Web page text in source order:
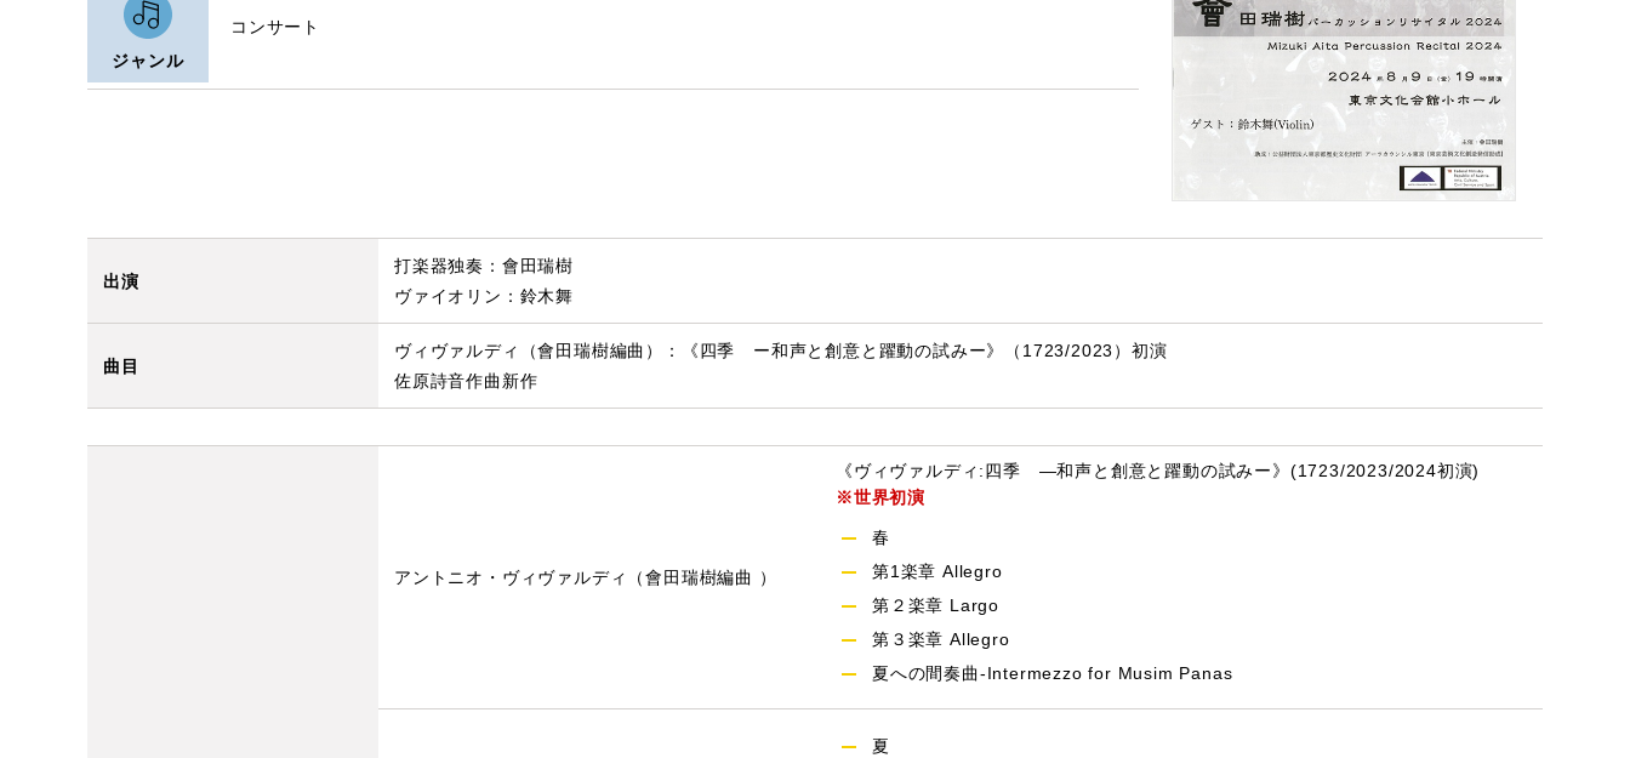
ジャンル
コンサート
出演
打楽器独奏：會田瑞樹
ヴァイオリン：鈴木舞
曲目
ヴィヴァルディ（會田瑞樹編曲）：《四季 ー和声と創意と躍動の試みー》（1723/2023）初演
佐原詩音作曲新作
アントニオ・ヴィヴァルディ（會田瑞樹編曲 ）
《ヴィヴァルディ:四季 —和声と創意と躍動の試みー》(1723/2023/2024初演)
※世界初演
春
第1楽章 Allegro
第２楽章 Largo
第３楽章 Allegro
夏への間奏曲-Intermezzo for Musim Panas
夏